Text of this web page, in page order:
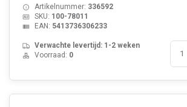
Artikelnummer: 336592
SKU: 100-78011
EAN: 5413736306233
Verwachte levertijd: 1-2 weken
Voorraad: 0